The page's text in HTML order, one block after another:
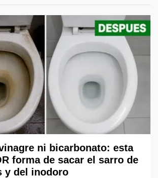
ni bicarbonato: esta
forma de sacar el sarro de
y del inodoro